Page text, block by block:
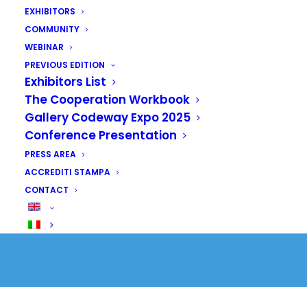
EXHIBITORS
COMMUNITY
WEBINAR
PREVIOUS EDITION
Exhibitors List
The Cooperation Workbook
Gallery Codeway Expo 2025
Conference Presentation
PRESS AREA
ACCREDITI STAMPA
CONTACT